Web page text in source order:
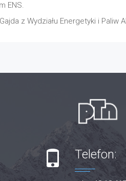
ENS.
z Wydziału Energetyki i Paliw
Telefon: